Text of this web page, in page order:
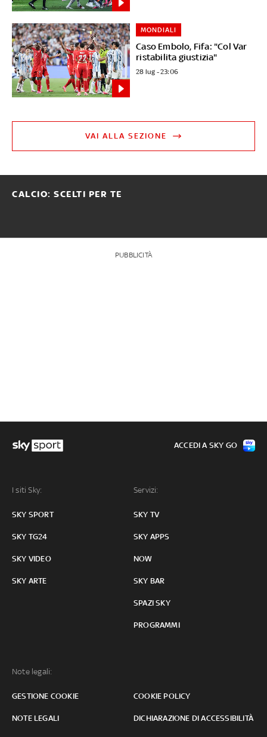
Caso Embolo, Fifa: "Col Var
ristabilita giustizia"
MONDIALI
28 lug - 23:06
VAI ALLA SEZIONE
CALCIO: SCELTI PER TE
PUBBLICITÀ
I siti Sky:
SKY SPORT
SKY TG24
SKY VIDEO
SKY ARTE
Servizi:
SKY TV
SKY APPS
NOW
SKY BAR
SPAZI SKY
PROGRAMMI
Note legali:
GESTIONE COOKIE COOKIE POLICY
NOTE LEGALI DICHIARAZIONE DI ACCESSIBILITÀ
ACCEDI A SKY GO